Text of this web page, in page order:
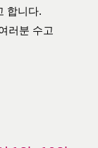
합니다.
러분 수고